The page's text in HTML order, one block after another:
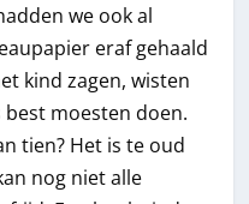
we ook al
eraf gehaald
kind zagen, wisten
moesten doen.
tien? Het is te oud
nog niet alle